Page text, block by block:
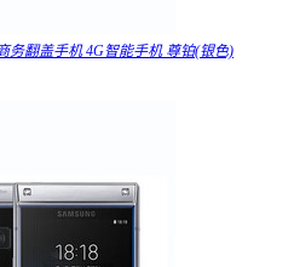
务翻盖手机 4G智能手机 尊铂(银色)